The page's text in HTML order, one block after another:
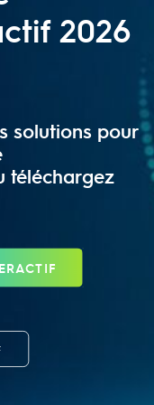
2026
solutions pour
téléchargez